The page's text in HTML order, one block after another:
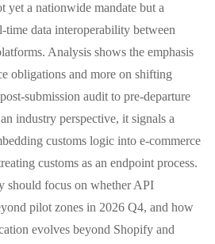
yet a nationwide mandate but a
time data interoperability between
Analysis shows the emphasis
obligations and more on shifting
submission audit to pre-departure
industry perspective, it signals a
customs logic into e-commerce
customs as an endpoint process.
should focus on whether API
pilot zones in 2026 Q4, and how
evolves beyond Shopify and